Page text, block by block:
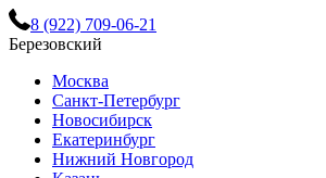
8 (922) 709-06-21
Березовский
Москва
Санкт-Петербург
Новосибирск
Екатеринбург
Нижний Новгород